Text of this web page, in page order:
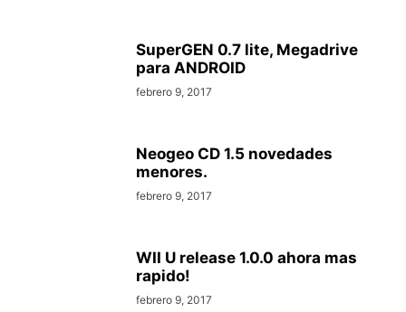
SuperGEN 0.7 lite, Megadrive
para ANDROID
febrero 9, 2017
Neogeo CD 1.5 novedades
menores.
febrero 9, 2017
WII U release 1.0.0 ahora mas
rapido!
febrero 9, 2017